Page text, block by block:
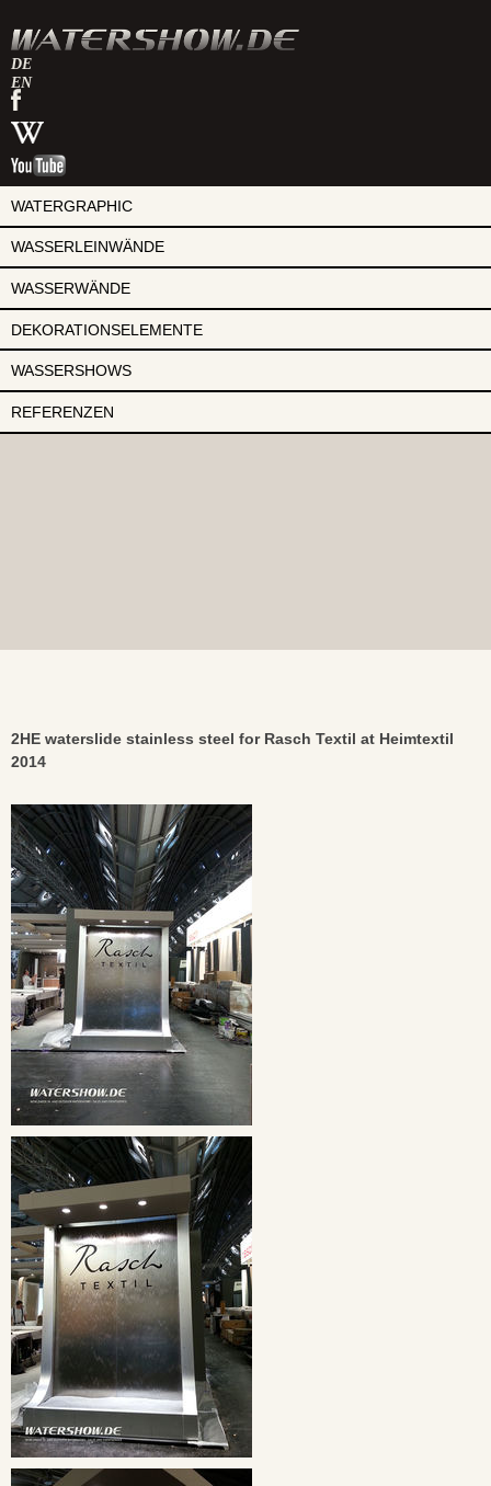
DE
EN
watershow
auf
facebook
watershow
bei
wikipedia
watershow
youtube
WATERGRAPHIC
WASSERLEINWÄNDE
WASSERWÄNDE
DEKORATIONSELEMENTE
WASSERSHOWS
REFERENZEN
2HE waterslide stainless steel for Rasch Textil at Heimtextil
2014